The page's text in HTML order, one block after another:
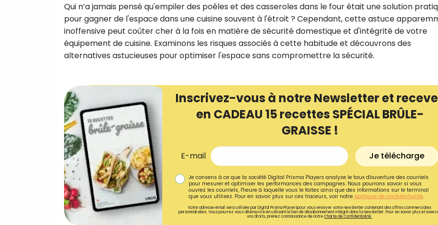
Qui n’a jamais pensé qu'empiler des poêles et des casseroles dans le four était une solution
pour gagner de l'espace dans une cuisine souvent à l'étroit ? Cependant, cette astuce
inoffensive peut coûter cher à la fois en matière de sécurité domestique et d'intégrité de votre
équipement de cuisine. Examinons les risques associés à cette habitude et découvrons des
alternatives astucieuses pour optimiser l'espace sans compromettre la sécurité.
Inscrivez-vous à notre Newsletter et
en CADEAU 15 recettes SPÉCIAL BRÛLE-
GRAISSE !
E-mail Je télécharge
Je consens à ce que la société Digital Prisma Players analyse le taux d'ouverture des courriels
pour mesurer et optimiser les performances des campagnes. Nous pourrons savoir si vous
ouvrez les courriels, l'heure à laquelle vous le faites ainsi que des informations sur le terminal
que vous utilisez. Pour en savoir plus sur ces traceurs, voir notre politique de confidentialité.
Votre adresse email sera utilisée par Digital Prisma Playerspour vous envoyer votre newsletter contenant des offres commerciales
personnalisées. Vous pourrez vous désinscrire en utilisant le lien de désabonnement intégré dans la newsletter. Pour en savoir plus et
vos droits, prenez connaissance de notreCharte de Confidentialité.